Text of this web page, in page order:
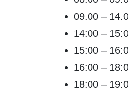
09:00 –
14:00 –
15:00 –
16:00 –
18:00 –